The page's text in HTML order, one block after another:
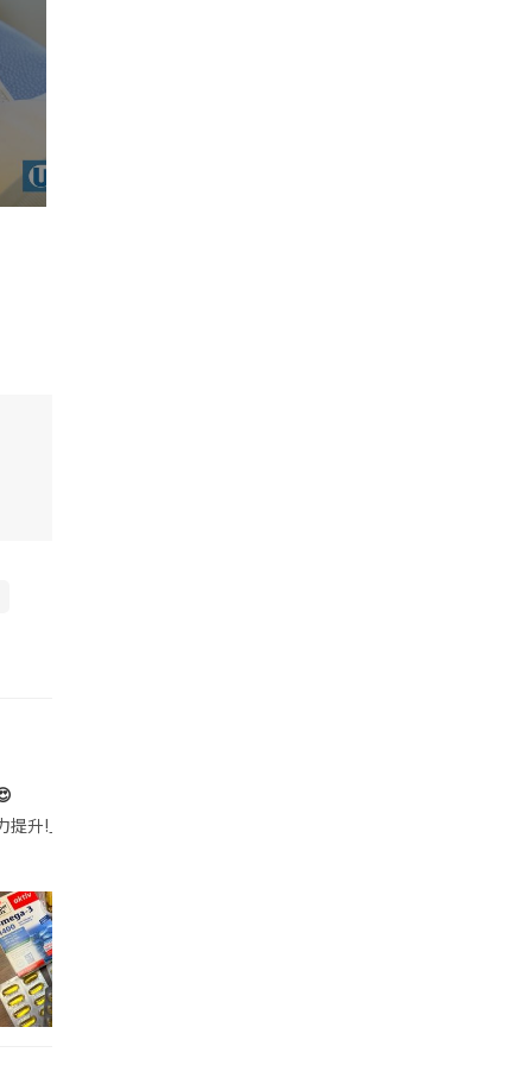
帶的行動電源機身已標示「10000mAh」，卻仍被要求當場丟
提升!｣ 長時間對住電腦､剪片寫稿,成日覺得眼睛乾澀､腦袋好似｢斷